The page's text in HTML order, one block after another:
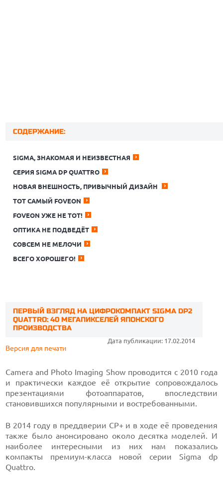
СОДЕРЖАНИЕ:
SIGMA, ЗНАКОМАЯ И НЕИЗВЕСТНАЯ
СЕРИЯ SIGMA DP QUATTRO
НОВАЯ ВНЕШНОСТЬ, ПРИВЫЧНЫЙ ДИЗАЙН
ТОТ САМЫЙ FOVEON
FOVEON УЖЕ НЕ ТОТ!
ОПТИКА НЕ ПОДВЕДЁТ
СОВСЕМ НЕ МЕЛОЧИ
ВСЕГО ХОРОШЕГО!
ПЕРВЫЙ ВЗГЛЯД НА ЦИФРОКОМПАКТ SIGMA DP2
QUATTRO: 40 МЕГАПИКСЕЛЕЙ ЯПОНСКОГО
ПРОИЗВОДСТВА
Дата публикации: 17.02.2014
Версия для печати
Camera and Photo Imaging Show проводится с 2010 года
и практически каждое её открытие сопровождалось
презентациями фотоаппаратов, впоследствии
становившихся популярными и востребованными.
В 2014 году в преддверии CP+ и в ходе её проведения
также было анонсировано около десятка моделей. И
наиболее интересными из них нам показались
компакты премиум-класса новой серии Sigma dp
Quattro.